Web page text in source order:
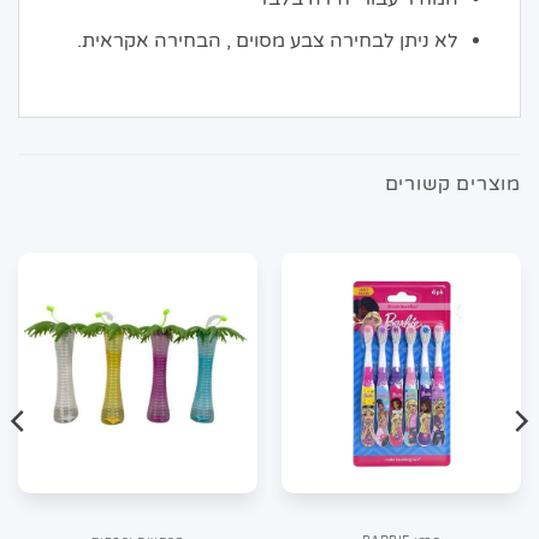
לא ניתן לבחירה צבע מסוים , הבחירה אקראית.
מוצרים קשורים